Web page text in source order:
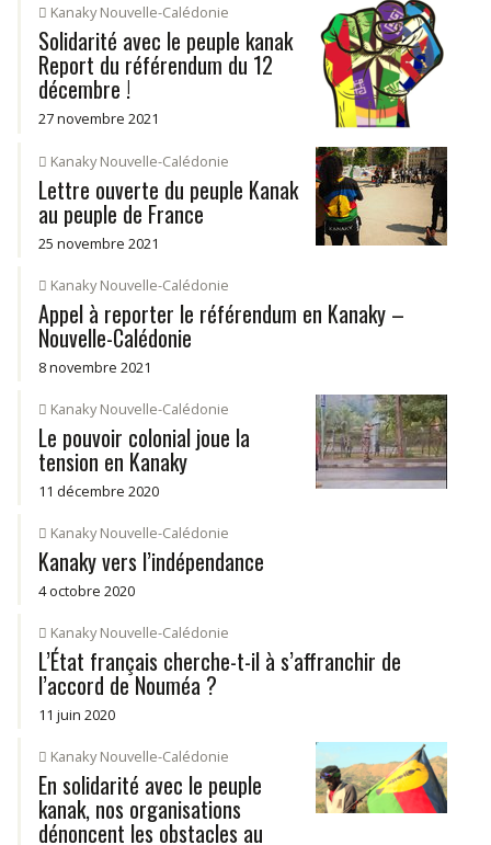
Kanaky Nouvelle-Calédonie
Solidarité avec le peuple kanak
Report du référendum du 12
décembre !
27 novembre 2021
Kanaky Nouvelle-Calédonie
Lettre ouverte du peuple Kanak
au peuple de France
25 novembre 2021
Kanaky Nouvelle-Calédonie
Appel à reporter le référendum en Kanaky –
Nouvelle-Calédonie
8 novembre 2021
Kanaky Nouvelle-Calédonie
Le pouvoir colonial joue la
tension en Kanaky
11 décembre 2020
Kanaky Nouvelle-Calédonie
Kanaky vers l’indépendance
4 octobre 2020
Kanaky Nouvelle-Calédonie
L’État français cherche-t-il à s’affranchir de
l’accord de Nouméa ?
11 juin 2020
Kanaky Nouvelle-Calédonie
En solidarité avec le peuple
kanak, nos organisations
dénoncent les obstacles au